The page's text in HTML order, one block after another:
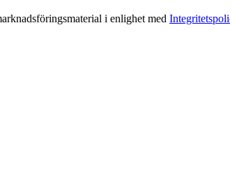
i enlighet med